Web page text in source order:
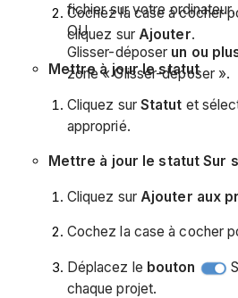
fichier sur votre ordinateur.
OU
Glisser-déposer un ou
zone « Glisser-déposer ».
Cochez la case à cocher
cliquez sur Ajouter.
Mettre à jour le statut
Cliquez sur Statut et
approprié.
Mettre à jour le statut Sur
Cliquez sur Ajouter aux
Cochez la case à cocher
Déplacez le bouton
chaque projet.